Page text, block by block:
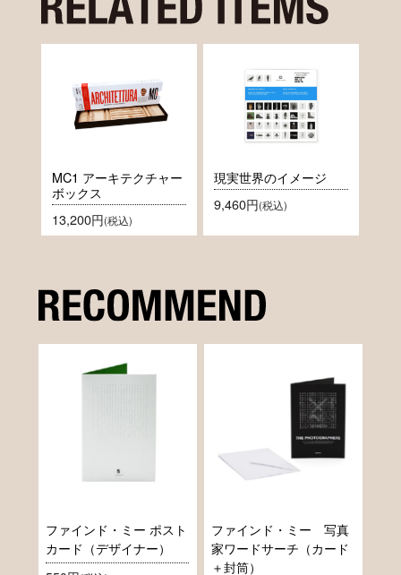
MC1 アーキテクチャー
ボックス
13,200円(税込)
現実世界のイメージ
9,460円(税込)
ファインド・ミー ポスト
カード（デザイナー）
ファインド・ミー 写真
家ワードサーチ（カード
＋封筒）